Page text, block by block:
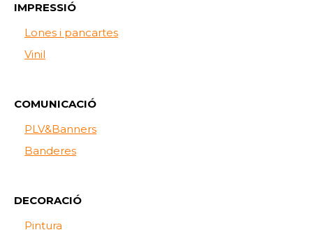
IMPRESSIÓ
Lones i pancartes
Vinil
COMUNICACIÓ
PLV&Banners
Banderes
DECORACIÓ
Pintura